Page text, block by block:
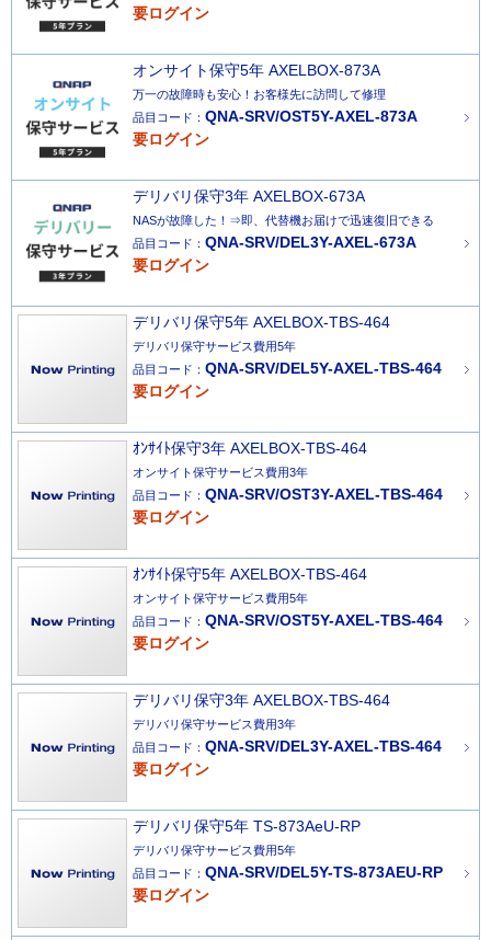
要ログイン
オンサイト保守5年 AXELBOX-873A
万一の故障時も安心！お客様先に訪問して修理
品目コード： QNA-SRV/OST5Y-AXEL-873A
要ログイン
デリバリ保守3年 AXELBOX-673A
NASが故障した！⇒即、代替機お届けで迅速復旧できる
品目コード： QNA-SRV/DEL3Y-AXEL-673A
要ログイン
デリバリ保守5年 AXELBOX-TBS-464
デリバリ保守サービス費用5年
品目コード： QNA-SRV/DEL5Y-AXEL-TBS-464
要ログイン
ｵﾝｻｲﾄ保守3年 AXELBOX-TBS-464
オンサイト保守サービス費用3年
品目コード： QNA-SRV/OST3Y-AXEL-TBS-464
要ログイン
ｵﾝｻｲﾄ保守5年 AXELBOX-TBS-464
オンサイト保守サービス費用5年
品目コード： QNA-SRV/OST5Y-AXEL-TBS-464
要ログイン
デリバリ保守3年 AXELBOX-TBS-464
デリバリ保守サービス費用3年
品目コード： QNA-SRV/DEL3Y-AXEL-TBS-464
要ログイン
デリバリ保守5年 TS-873AeU-RP
デリバリ保守サービス費用5年
品目コード： QNA-SRV/DEL5Y-TS-873AEU-RP
要ログイン